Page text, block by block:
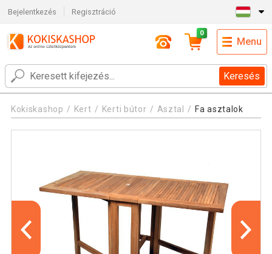
Bejelentkezés Regisztráció
Keresés
0
Menu
Kokiskashop Kert Kerti bútor Asztal Fa asztalok